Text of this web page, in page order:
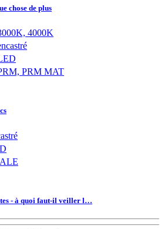
chose de plus
4000K
PRM MAT
- à quoi faut-il veiller l…